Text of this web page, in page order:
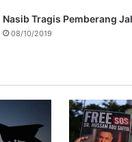
Nasib Tragis Pemberang
08/10/2019